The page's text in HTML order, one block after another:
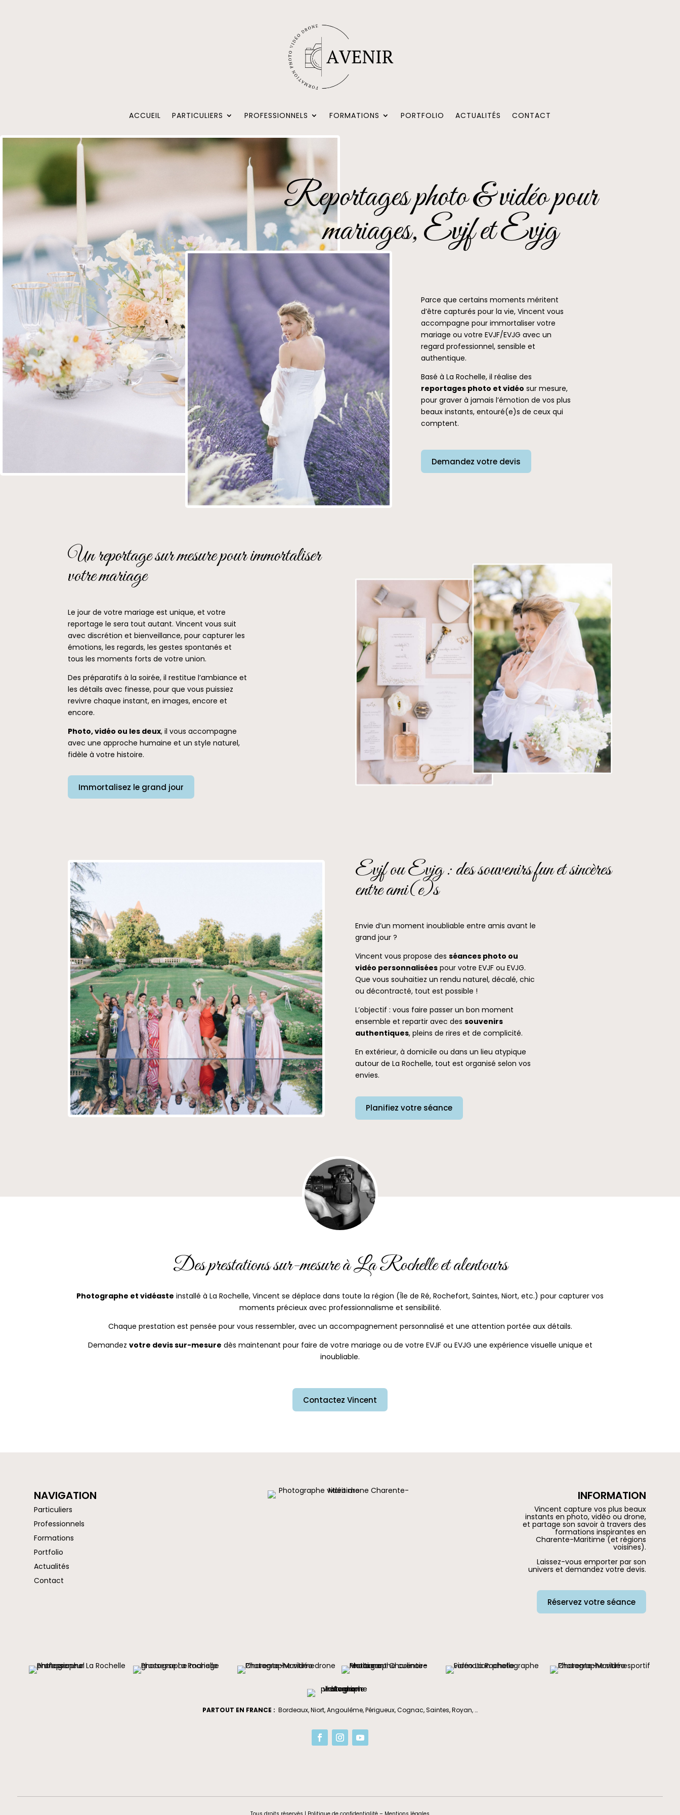
ACCUEIL PARTICULIERS PROFESSIONNELS FORMATIONS PORTFOLIO ACTUALITÉS CONTACT
Reportages photo & vidéo pour
mariages, Evjf et Evjg
Parce que certains moments méritent
d’être capturés pour la vie, Vincent vous
accompagne pour immortaliser votre
mariage ou votre EVJF/EVJG avec un
regard professionnel, sensible et
authentique.
Basé à La Rochelle, il réalise des
reportages photo et vidéo sur mesure,
pour graver à jamais l’émotion de vos plus
beaux instants, entouré(e)s de ceux qui
comptent.
Demandez votre devis
Un reportage sur mesure pour immortaliser
votre mariage
Le jour de votre mariage est unique, et votre
reportage le sera tout autant. Vincent vous suit
avec discrétion et bienveillance, pour capturer les
émotions, les regards, les gestes spontanés et
tous les moments forts de votre union.
Des préparatifs à la soirée, il restitue l’ambiance et
les détails avec finesse, pour que vous puissiez
revivre chaque instant, en images, encore et
encore.
Photo, vidéo ou les deux, il vous accompagne
avec une approche humaine et un style naturel,
fidèle à votre histoire.
Immortalisez le grand jour
Evjf ou Evjg : des souvenirs fun et sincères
entre ami(e)s
Envie d’un moment inoubliable entre amis avant le
grand jour ?
Vincent vous propose des séances photo ou
vidéo personnaliséespour votre EVJF ou EVJG.
Que vous souhaitiez un rendu naturel, décalé, chic
ou décontracté, tout est possible !
L’objectif : vous faire passer un bon moment
ensemble et repartir avec des souvenirs
authentiques, pleins de rires et de complicité.
En extérieur, à domicile ou dans un lieu atypique
autour de La Rochelle, tout est organisé selon vos
envies.
Planifiez votre séance
Des prestations sur-mesure à La Rochelle et alentours
Photographe et vidéaste installé à La Rochelle, Vincent se déplace dans toute la région (Île de Ré, Rochefort, Saintes, Niort, etc.) pour capturer vos
moments précieux avec professionnalisme et sensibilité.
Chaque prestation est pensée pour vous ressembler, avec un accompagnement personnalisé et une attention portée aux détails.
Demandez votre devis sur-mesure dès maintenant pour faire de votre mariage ou de votre EVJF ou EVJG une expérience visuelle unique et
inoubliable.
Contactez Vincent
NAVIGATION
Particuliers
Professionnels
Formations
Portfolio
Actualités
Contact
INFORMATION
Vincent capture vos plus beaux
instants en photo, vidéo ou drone,
et partage son savoir à travers des
formations inspirantes en
Charente-Maritime (et régions
voisines).
Laissez-vous emporter par son
univers et demandez votre devis.
Réservez votre séance
PARTOUT EN FRANCE : Bordeaux,Niort,Angoulême,Périgueux,Cognac,Saintes,Royan, …